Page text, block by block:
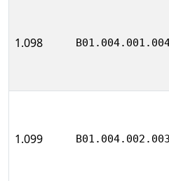
1.098
1.099 B01.004.002.003